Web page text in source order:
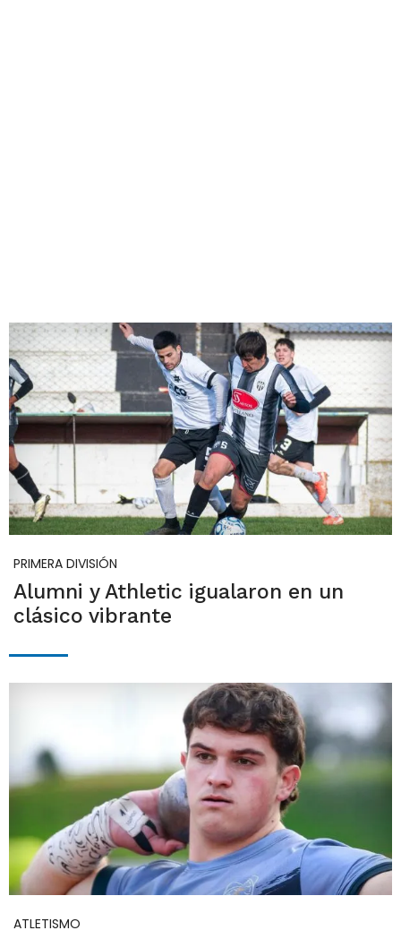
PRIMERA DIVISIÓN
Alumni y Athletic igualaron en un
clásico vibrante
ATLETISMO